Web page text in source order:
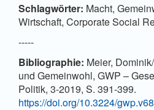
Schlagwörter: Macht,
Wirtschaft, Corporate Social
-----
Bibliographie: Meier,
und Gemeinwohl, GWP –
Politik, 3-2019, S. 391-399.
https://doi.org/10.3224/